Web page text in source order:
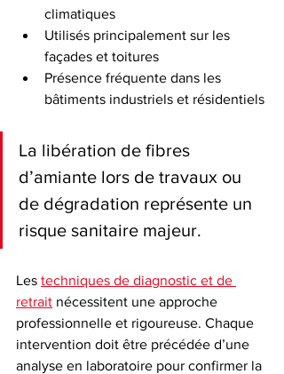
climatiques
Utilisés principalement sur les
façades et toitures
Présence fréquente dans les
bâtiments industriels et résidentiels
La libération de fibres
d’amiante lors de travaux ou
de dégradation représente un
risque sanitaire majeur.
Les techniques de diagnostic et de
retrait nécessitent une approche
professionnelle et rigoureuse. Chaque
intervention doit être précédée d’une
analyse en laboratoire pour confirmer la